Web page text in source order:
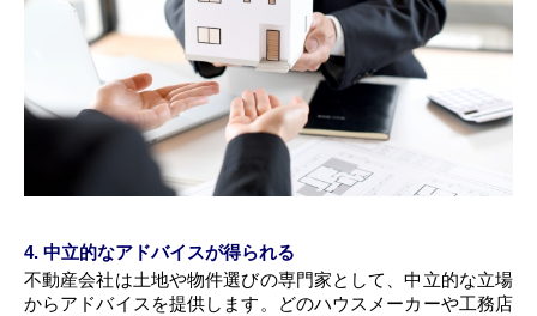
4. 中立的なアドバイスが得られる
不動産会社は土地や物件選びの専門家として、中立的な立場
からアドバイスを提供します。どのハウスメーカーや工務店